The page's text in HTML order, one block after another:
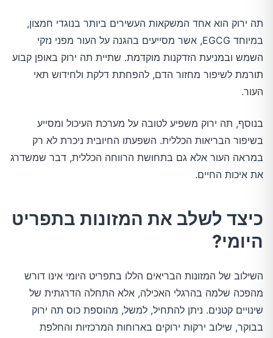
תה ירוק הוא אחד המשקאות העשירים ביותר בנוגדי חמצון,
במיוחד EGCG, אשר מסייעים בהגנה על העור מפני נזקי
השמש ובמניעת הזדקנות מוקדמת. שתיית תה ירוק באופן קבוע
תורמת לשיפור מחזור הדם, להפחתת דלקת ולחידוש תאי
העור.
בנוסף, תה ירוק משפיע לטובה על מערכת העיכול ומסייע
בשיפור הבריאות הכללית. השפעתו החיובית ניכרת לא רק
במראה העור אלא גם בתחושת הרווחה הכללית, דבר שמשדרג
את איכות החיים.
כיצד לשלב את המזונות בתפריט
היומי?
השילוב של המזונות הבריאים הללו בתפריט היומי אינו דורש
מהפכה שלמה בהרגלי האכילה, אלא התחלה הדרגתית של
שינויים קטנים. ניתן להתחיל, למשל, מהוספת כוס תה ירוק
בבוקר, שילוב ירקות ירוקים בארוחות המרכזיות והחלפת